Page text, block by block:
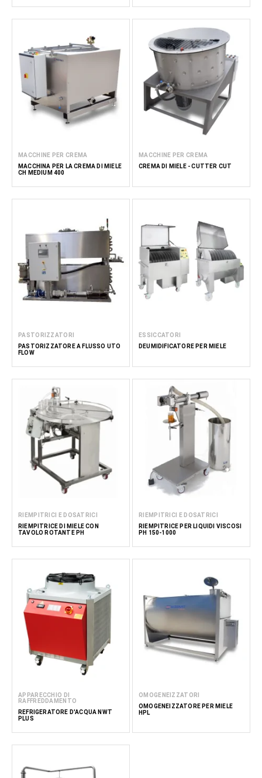
MACCHINE PER CREMA
MACCHINA PER LA CREMA DI MIELE
CH MEDIUM 400
MACCHINE PER CREMA
CREMA DI MIELE - CUTTER CUT
PASTORIZZATORI
PASTORIZZATORE A FLUSSO UTO
FLOW
ESSICCATORI
DEUMIDIFICATORE PER MIELE
RIEMPITRICI E DOSATRICI
RIEMPITRICE DI MIELE CON
TAVOLO ROTANTE PH
RIEMPITRICI E DOSATRICI
RIEMPITRICE PER LIQUIDI VISCOSI
PH 150-1000
APPARECCHIO DI
RAFFREDDAMENTO
REFRIGERATORE D'ACQUA NWT
PLUS
OMOGENEIZZATORI
OMOGENEIZZATORE PER MIELE
HPL